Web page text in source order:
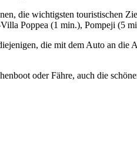
die wichtigsten
Poppea (1 min.), Pompeji (5
die mit dem Auto an
oder Fähre, auch die